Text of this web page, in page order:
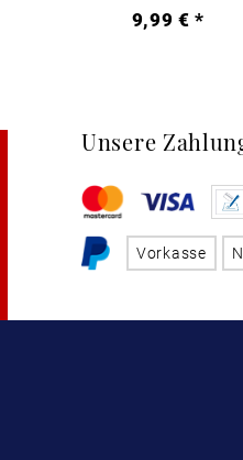
9,99 € *
Unsere
Vorkasse